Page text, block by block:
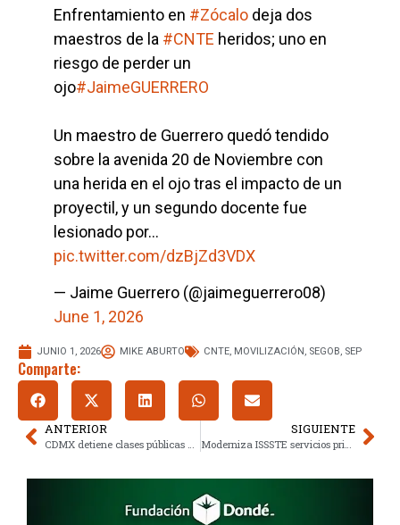
Enfrentamiento en #Zócalo deja dos
maestros de la #CNTE heridos; uno en
riesgo de perder un
ojo#JaimeGUERRERO
Un maestro de Guerrero quedó tendido
sobre la avenida 20 de Noviembre con
una herida en el ojo tras el impacto de un
proyectil, y un segundo docente fue
lesionado por…
pic.twitter.com/dzBjZd3VDX
— Jaime Guerrero (@jaimeguerrero08)
June 1, 2026
JUNIO 1, 2026 MIKE ABURTO CNTE, MOVILIZACIÓN , SEGOB, SEP
Comparte:
ANTERIOR
CDMX detiene clases públicas por inauguración del Mundial FIFA 2026
SIGUIENTE
Moderniza ISSSTE servicios primarios: Mejora 13.3 millones de vidas